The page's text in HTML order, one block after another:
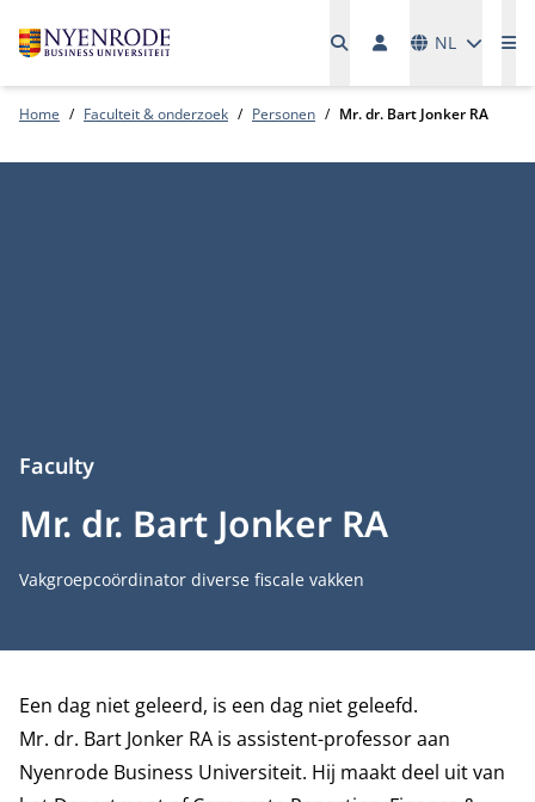
NL
Home Faculteit & onderzoek Personen Mr. dr. Bart Jonker RA
Mr. dr. Bart Jonker RA
Faculty
Functietitel
Vakgroepcoördinator diverse fiscale vakken
Biografie
Een dag niet geleerd, is een dag niet geleefd.
Mr. dr. Bart Jonker RA is assistent-professor aan
Nyenrode Business Universiteit. Hij maakt deel uit van